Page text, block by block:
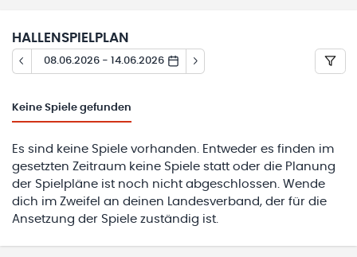
HALLENSPIELPLAN
08.06.2026 - 14.06.2026
Keine Spiele gefunden
Es sind keine Spiele vorhanden. Entweder es finden im
gesetzten Zeitraum keine Spiele statt oder die Planung
der Spielpläne ist noch nicht abgeschlossen. Wende
dich im Zweifel an deinen Landesverband, der für die
Ansetzung der Spiele zuständig ist.